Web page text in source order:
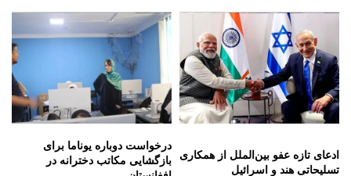
ادعای تازه عفو بین‌الملل از همکاری
تسلیحاتی هند و اسرائیل
درخواست دوباره یوناما برای
بازگشایی مکاتب دخترانه در